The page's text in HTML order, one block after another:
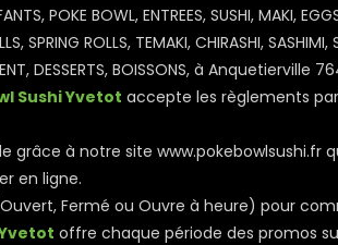
POKE BOWL, ENTREES, SUSHI, MAKI,
SPRING ROLLS, TEMAKI, CHIRASHI, SASHIMI,
DESSERTS, BOISSONS, à
Sushi Yvetot accepte les règlements
grâce à notre site www.pokebowlsushi.fr
en ligne.
Fermé ou Ouvre à heure) pour
offre chaque période des promos